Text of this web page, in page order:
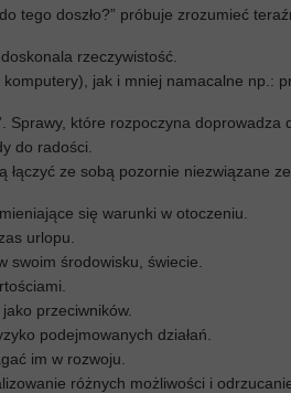
tego doszło?” próbuje zrozumieć
rzeczywistość.
jak i mniej namacalne np.:
które rozpoczyna doprowadza
do radości.
ze sobą pozornie niezwiązane
się warunki w otoczeniu.
urlopu.
swoim środowisku, świecie.
przeciwników.
podejmowanych działań.
im w rozwoju.
różnych możliwości i